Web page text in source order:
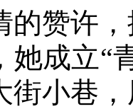
赞许，
她成立“
街小巷